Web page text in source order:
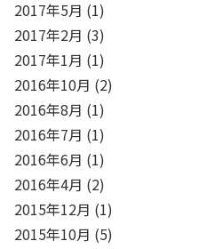
2017年5月 (1)
2017年2月 (3)
2017年1月 (1)
2016年10月 (2)
2016年8月 (1)
2016年7月 (1)
2016年6月 (1)
2016年4月 (2)
2015年12月 (1)
2015年10月 (5)